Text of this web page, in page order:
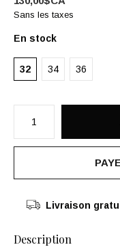
Sans les taxes
En stock
32 34 36
Livraison
Description